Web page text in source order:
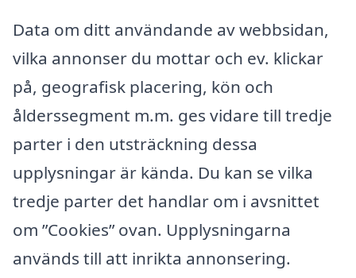
Data om ditt användande av webbsidan,
vilka annonser du mottar och ev. klickar
på, geografisk placering, kön och
ålderssegment m.m. ges vidare till tredje
parter i den utsträckning dessa
upplysningar är kända. Du kan se vilka
tredje parter det handlar om i avsnittet
om ”Cookies” ovan. Upplysningarna
används till att inrikta annonsering.